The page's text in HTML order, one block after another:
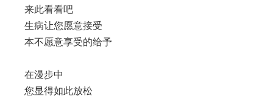
来此看看吧
生病让您愿意接受
本不愿意享受的给予
在漫步中
您显得如此放松